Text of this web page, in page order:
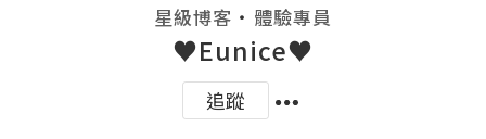
星級博客 ・ 體驗專員
♥Eunice♥
追蹤